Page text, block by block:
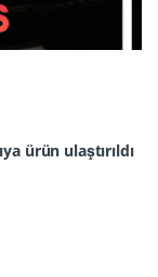
ürün ulaştırıldı